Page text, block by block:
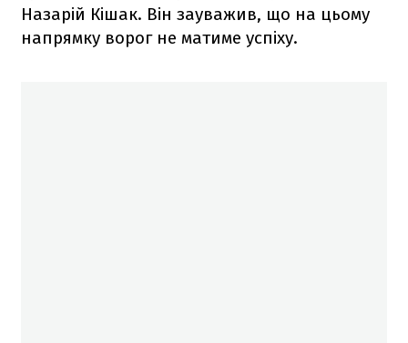
Назарій Кішак. Він зауважив, що на цьому
напрямку ворог не матиме успіху.